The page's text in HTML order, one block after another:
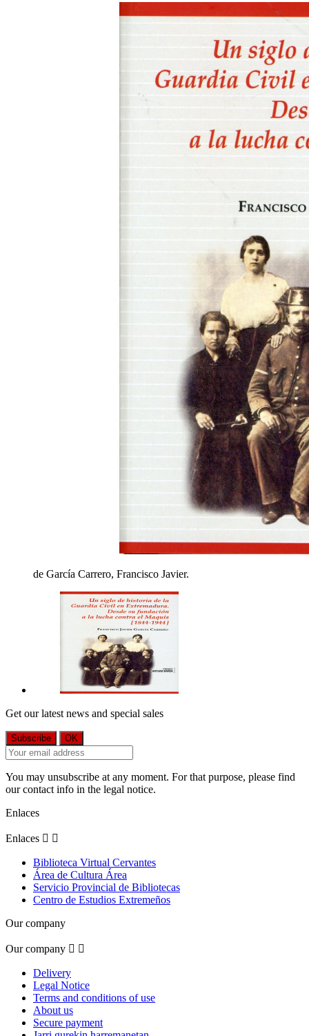
de García Carrero, Francisco Javier.
Get our latest news and special sales
You may unsubscribe at any moment. For that purpose, please find
our contact info in the legal notice.
Enlaces
Enlaces  
Biblioteca Virtual Cervantes
Área de Cultura Área
Servicio Provincial de Bibliotecas
Centro de Estudios Extremeños
Our company
Our company  
Delivery
Legal Notice
Terms and conditions of use
About us
Secure payment